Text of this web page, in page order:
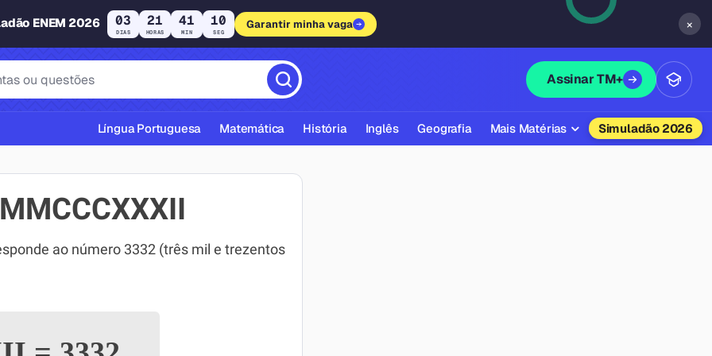
ENEM 2026 03
DIAS
21
HORAS
41
MIN
09
SEG
Garantir minha vaga ×
Assinar TM+
ABNT
Língua Portuguesa Matemática História Inglês Geografia Mais Matérias Simuladão 2026
ao número 3332 (três mil e trezentos